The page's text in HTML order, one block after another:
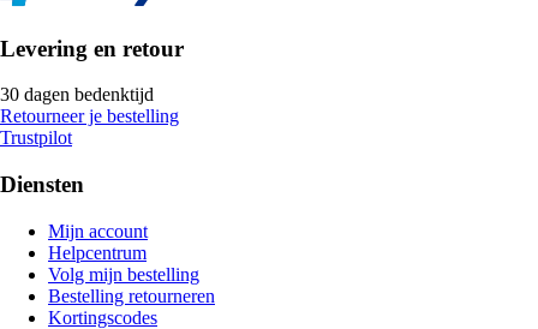
Levering en retour
30 dagen bedenktijd
Retourneer je bestelling
Trustpilot
Diensten
Mijn account
Helpcentrum
Volg mijn bestelling
Bestelling retourneren
Kortingscodes